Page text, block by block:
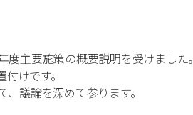
主要施策の概要説明を受けました。
けです。
議論を深めて参ります。